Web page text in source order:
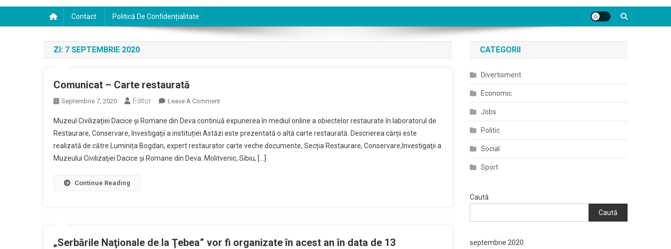
Contact Politică De Confidențialitate
ZI: 7 SEPTEMBRIE 2020
Comunicat – Carte restaurată
Septembrie 7, 2020 Editor Leave A CommentOn
–
Carte
Restaurată
Muzeul Civilizaţiei Dacice şi Romane din Deva continuă expunerea în mediul online a obiectelor restaurate în laboratorul de
Restaurare, Conservare, Investigaţii a instituției.Astăzi este prezentată o altă carte restaurată. Descrierea cărții este
realizată de către Luminița Bogdan, expert restaurator carte veche documente, Secția Restaurare, Conservare,Investigaţii a
Muzeului Civilizaţiei Dacice şi Romane din Deva. Molitvenic, Sibiu, […]
Continue Reading
„Serbările Naţionale de la Ţebea” vor fi organizate în acest an în data de 13
CATEGORII
Divertisment
Economic
Jobs
Politic
Social
Sport
Caută
Caută
septembrie 2020